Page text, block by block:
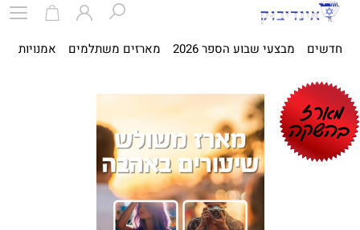
חדשים מבצעי שבוע הספר 2026 מארזים משתלמים אמנויות